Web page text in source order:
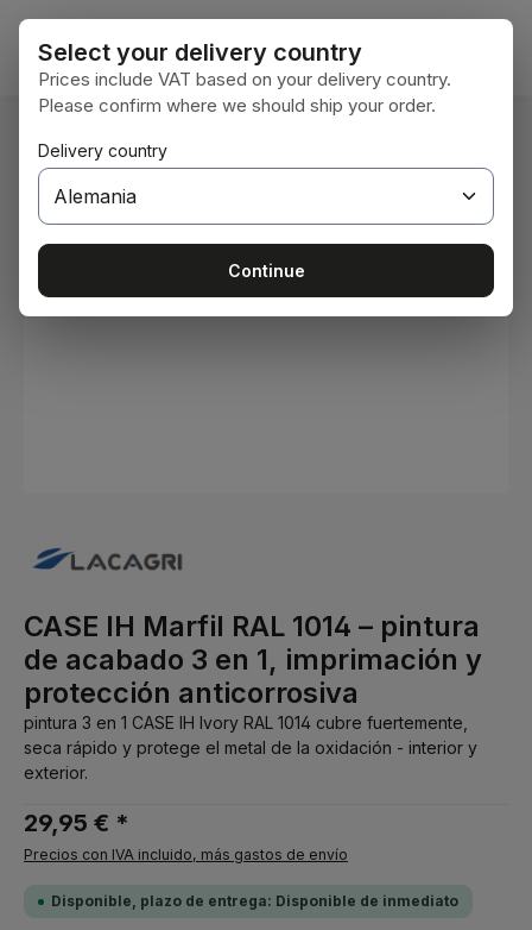
Saltar al contenido principal
Estás aquí: Inicio
CASE IH Marfil RAL 1014 – pintura
de acabado 3 en 1, imprimación y
protección anticorrosiva
pintura 3 en 1 CASE IH Ivory RAL 1014 cubre fuertemente,
seca rápido y protege el metal de la oxidación - interior y
exterior.
29,95 € *
Precios con IVA incluido, más gastos de envío
Disponible, plazo de entrega: Disponible de inmediato
Select your delivery country
Prices include VAT based on your delivery country.
Please confirm where we should ship your order.
Delivery country
Continue